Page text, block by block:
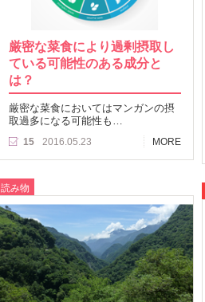
厳密な菜食により過剰摂取し
ている可能性のある成分と
は？
厳密な菜食においてはマンガンの摂
取過多になる可能性も…
15 2016.05.23 MORE
読み物